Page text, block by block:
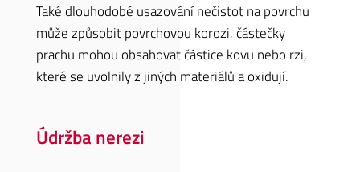
Také dlouhodobé usazování nečistot na povrchu
může způsobit povrchovou korozi, částečky
prachu mohou obsahovat částice kovu nebo rzi,
které se uvolnily z jiných materiálů a oxidují.
Údržba nerezi